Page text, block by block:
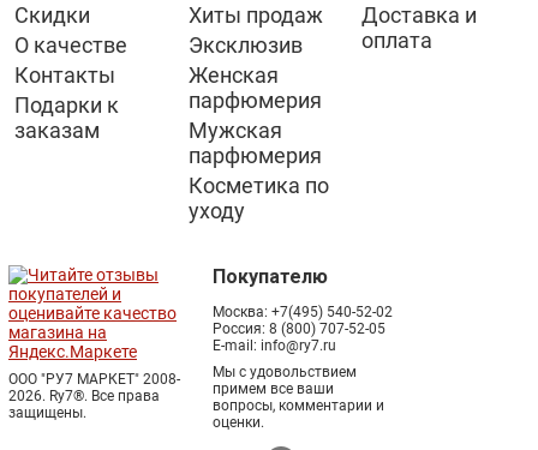
Скидки
О качестве
Контакты
Подарки к
заказам
Хиты продаж
Эксклюзив
Женская
парфюмерия
Мужская
парфюмерия
Косметика по
уходу
Доставка и
оплата
ООО "РУ7 МАРКЕТ" 2008-
2026. Ry7®. Все права
защищены.
Покупателю
Москва: +7(495) 540-52-02
Россия: 8 (800) 707-52-05
E-mail: info@ry7.ru
Мы с удовольствием
примем все ваши
вопросы, комментарии и
оценки.